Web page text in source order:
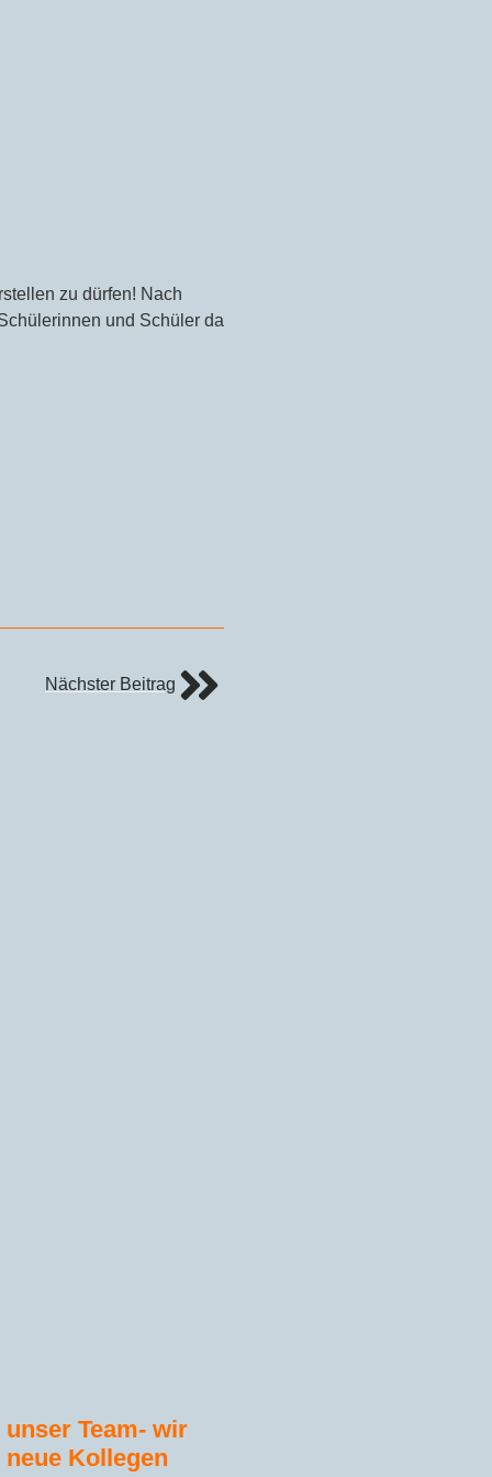
zu dürfen! Nach
und Schüler da
Nächster Beitrag
Team- wir
Kollegen